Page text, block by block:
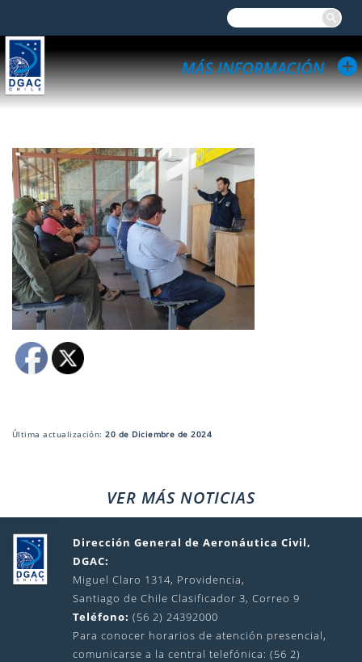
Última actualización:20 de Diciembre de 2024
VER MÁS NOTICIAS
Dirección General de Aeronáutica Civil,
DGAC:
Miguel Claro 1314, Providencia,
Santiago de Chile Clasificador 3, Correo 9
Teléfono: (56 2) 24392000
Para conocer horarios de atención presencial,
comunicarse a la central telefónica: (56 2)